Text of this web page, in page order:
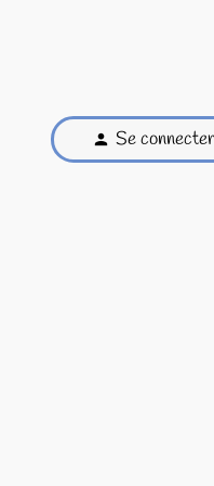
person Se connecter